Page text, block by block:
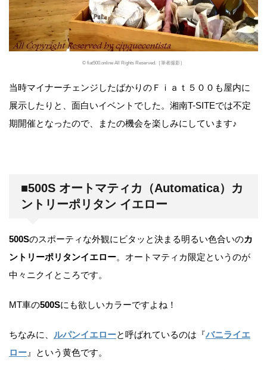
© fiat500.online All Rights Reserved.［筆者撮影］
当時マイナーチェンジしたばかりのＦｉａｔ５００も屋内に
展示したりと、面白いイベントでした。湘南T-SITEでは不定
期開催となったので、またの機会を楽しみにしています♪
■500S オートマティカ（Automatica）カ
ントリーポリタン イエロー
500Sのスポーティな外観にビタッと決まる明るい色合いのカ
ントリーポリタンイエロー。オートマティカ限定というのが
中々ニクイところです。
MT車の500Sにも欲しいカラーですよね！
ちなみに、 ルパンイエローと呼ばれているのは『バニライエ
ロー 』という黄色です。